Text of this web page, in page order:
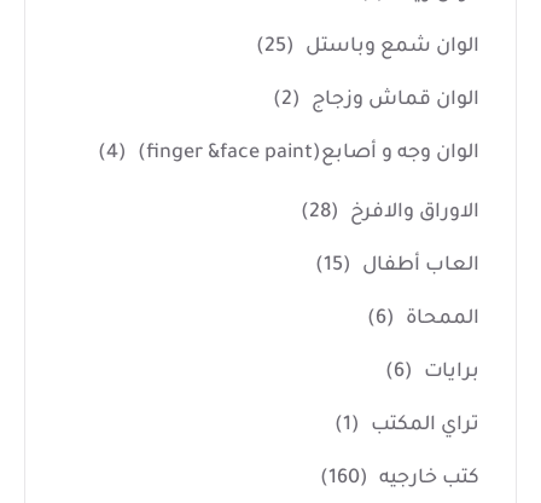
الوان شمع وباستل (25)
الوان قماش وزجاج (2)
الوان وجه و أصابع(finger &face paint) (4)
الاوراق والافرخ (28)
العاب أطفال (15)
الممحاة (6)
برايات (6)
تراي المكتب (1)
كتب خارجيه (160)